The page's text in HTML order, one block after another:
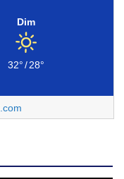
Dim
32°/28°